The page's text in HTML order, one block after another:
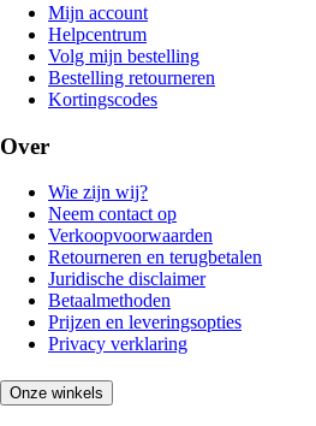
Mijn account
Helpcentrum
Volg mijn bestelling
Bestelling retourneren
Kortingscodes
Over
Wie zijn wij?
Neem contact op
Verkoopvoorwaarden
Retourneren en terugbetalen
Juridische disclaimer
Betaalmethoden
Prijzen en leveringsopties
Privacy verklaring
Onze winkels